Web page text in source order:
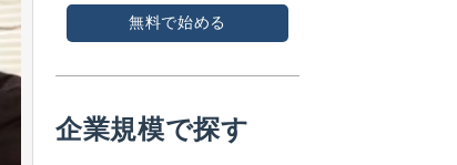
無料で始める
企業規模で探す